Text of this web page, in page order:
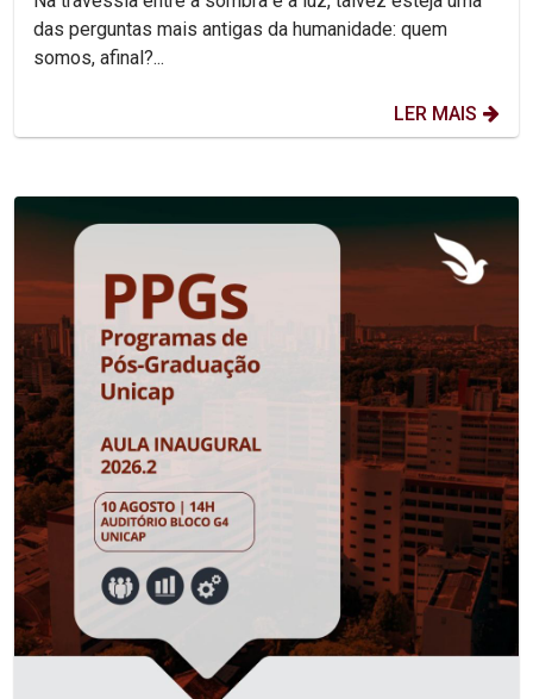
das perguntas mais antigas da humanidade: quem
somos, afinal?...
LER MAIS